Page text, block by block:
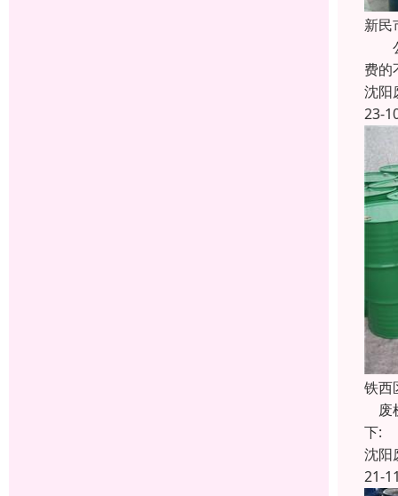
新民
公
费的
沈阳
23-
铁西
废
下:
沈阳
21-